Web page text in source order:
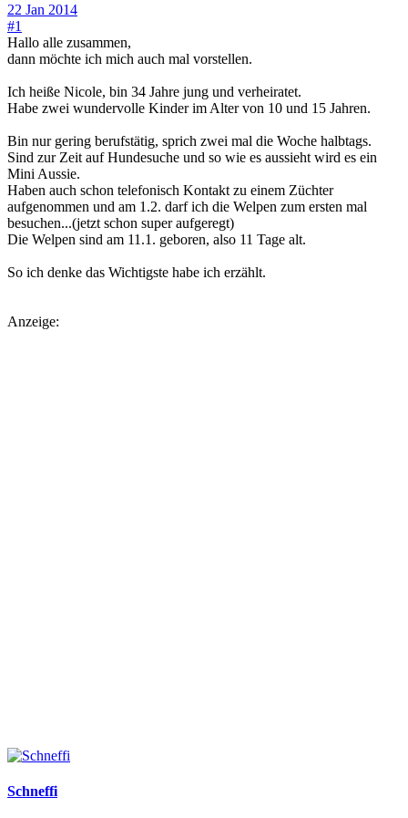
22 Jan 2014
#1
Hallo alle zusammen,
dann möchte ich mich auch mal vorstellen.
Ich heiße Nicole, bin 34 Jahre jung und verheiratet.
Habe zwei wundervolle Kinder im Alter von 10 und 15 Jahren.
Bin nur gering berufstätig, sprich zwei mal die Woche halbtags.
Sind zur Zeit auf Hundesuche und so wie es aussieht wird es ein
Mini Aussie.
Haben auch schon telefonisch Kontakt zu einem Züchter
aufgenommen und am 1.2. darf ich die Welpen zum ersten mal
besuchen...(jetzt schon super aufgeregt)
Die Welpen sind am 11.1. geboren, also 11 Tage alt.
So ich denke das Wichtigste habe ich erzählt.
Anzeige:
Schneffi